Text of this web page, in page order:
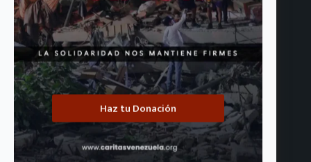
Haz tu Donación
Ya está disponible el quinto boletín de Cáritas de Venezuela: